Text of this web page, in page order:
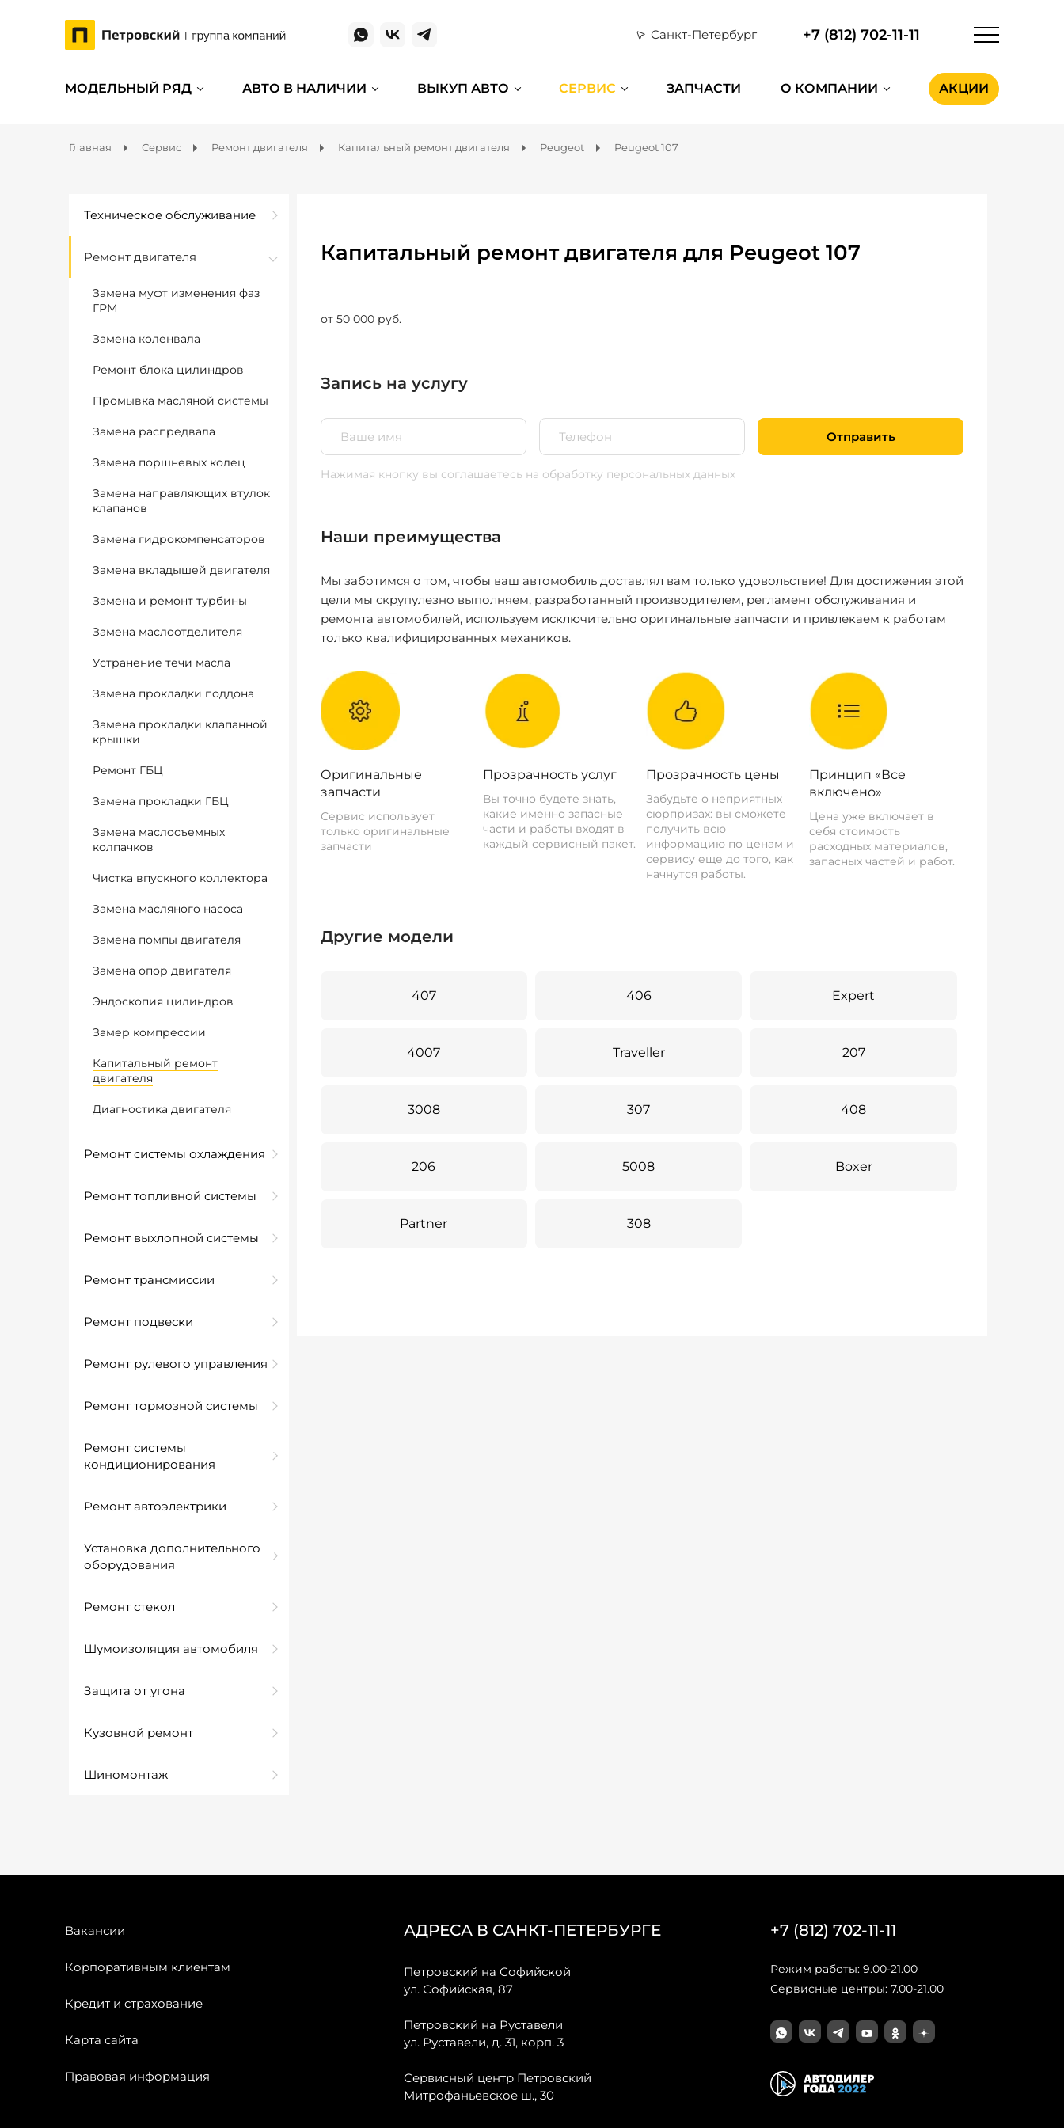
Санкт-Петербург +7 (812) 702-11-11
МОДЕЛЬНЫЙ РЯД АВТО В НАЛИЧИИ ВЫКУП АВТО СЕРВИС ЗАПЧАСТИ О КОМПАНИИ АКЦИИ
Главная Сервис Ремонт двигателя Капитальный ремонт двигателя Peugeot Peugeot 107
Техническое обслуживание
Ремонт двигателя
Замена муфт изменения фаз
ГРМ
Замена коленвала
Ремонт блока цилиндров
Промывка масляной системы
Замена распредвала
Замена поршневых колец
Замена направляющих втулок
клапанов
Замена гидрокомпенсаторов
Замена вкладышей двигателя
Замена и ремонт турбины
Замена маслоотделителя
Устранение течи масла
Замена прокладки поддона
Замена прокладки клапанной
крышки
Ремонт ГБЦ
Замена прокладки ГБЦ
Замена маслосъемных
колпачков
Чистка впускного коллектора
Замена масляного насоса
Замена помпы двигателя
Замена опор двигателя
Эндоскопия цилиндров
Замер компрессии
Капитальный ремонт
двигателя
Диагностика двигателя
Ремонт системы охлаждения
Ремонт топливной системы
Ремонт выхлопной системы
Ремонт трансмиссии
Ремонт подвески
Ремонт рулевого управления
Ремонт тормозной системы
Ремонт системы
кондиционирования
Ремонт автоэлектрики
Установка дополнительного
оборудования
Ремонт стекол
Шумоизоляция автомобиля
Защита от угона
Кузовной ремонт
Шиномонтаж
Капитальный ремонт двигателя для Peugeot 107
от 50 000 руб.
Запись на услугу
Отправить
Нажимая кнопку вы соглашаетесь на обработку персональных данных
Наши преимущества
Мы заботимся о том, чтобы ваш автомобиль доставлял вам только удовольствие! Для достижения этой
цели мы скрупулезно выполняем, разработанный производителем, регламент обслуживания и
ремонта автомобилей, используем исключительно оригинальные запчасти и привлекаем к работам
только квалифицированных механиков.
Оригинальные
запчасти
Сервис использует
только оригинальные
запчасти
Прозрачность услуг
Вы точно будете знать,
какие именно запасные
части и работы входят в
каждый сервисный пакет.
Прозрачность цены
Забудьте о неприятных
сюрпризах: вы сможете
получить всю
информацию по ценам и
сервису еще до того, как
начнутся работы.
Принцип «Все
включено»
Цена уже включает в
себя стоимость
расходных материалов,
запасных частей и работ.
Другие модели
407 406 Expert
4007 Traveller 207
3008 307 408
206 5008 Boxer
Partner 308
Вакансии
Корпоративным клиентам
Кредит и страхование
Карта сайта
Правовая информация
АДРЕСА В САНКТ-ПЕТЕРБУРГЕ
Петровский на Софийской
ул. Софийская, 87
Петровский на Руставели
ул. Руставели, д. 31, корп. 3
Сервисный центр Петровский
Митрофаньевское ш., 30
+7 (812) 702-11-11
Режим работы: 9.00-21.00
Сервисные центры: 7.00-21.00